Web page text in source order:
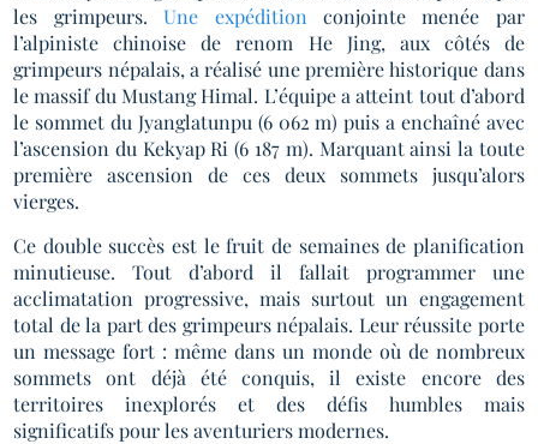
les grimpeurs.Une expéditionconjointe menée par
l’alpiniste chinoise de renom He Jing, aux côtés de
grimpeurs népalais, a réalisé une première historique dans
le massif du Mustang Himal. L’équipe a atteint tout d’abord
le sommet du Jyanglatunpu (6 062 m) puis a enchaîné avec
l’ascension du Kekyap Ri (6 187 m). Marquant ainsi la toute
première ascension de ces deux sommets jusqu’alors
vierges.
Ce double succès est le fruit de semaines de planification
minutieuse. Tout d’abord il fallait programmer une
acclimatation progressive, mais surtout un engagement
total de la part des grimpeurs népalais. Leur réussite porte
un message fort : même dans un monde où de nombreux
sommets ont déjà été conquis, il existe encore des
territoires inexplorés et des défis humbles mais
significatifs pour les aventuriers modernes.